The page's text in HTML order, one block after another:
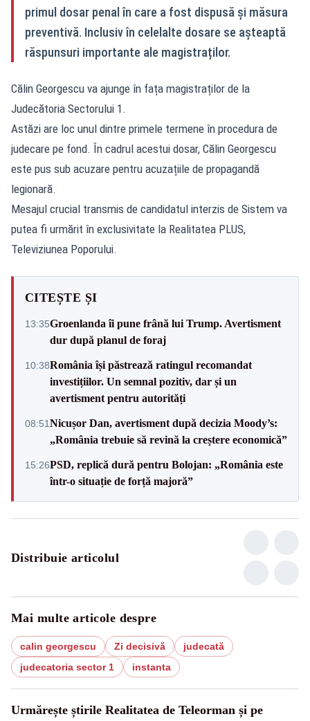
primul dosar penal în care a fost dispusă și măsura
preventivă. Inclusiv în celelalte dosare se așteaptă
răspunsuri importante ale magistraților.
Călin Georgescu va ajunge în fața magistraților de la
Judecătoria Sectorului 1.
Astăzi are loc unul dintre primele termene în procedura de
judecare pe fond. În cadrul acestui dosar, Călin Georgescu
este pus sub acuzare pentru acuzațiile de propagandă
legionară.
Mesajul crucial transmis de candidatul interzis de Sistem va
putea fi urmărit în exclusivitate la Realitatea PLUS,
Televiziunea Poporului.
CITEȘTE ȘI
13:35Groenlanda îi pune frână lui Trump. Avertisment
dur după planul de foraj
10:38România își păstrează ratingul recomandat
investițiilor. Un semnal pozitiv, dar și un
avertisment pentru autorități
08:51Nicușor Dan, avertisment după decizia Moody’s:
„România trebuie să revină la creștere economică”
15:26PSD, replică dură pentru Bolojan: „România este
într-o situație de forță majoră”
Distribuie articolul
Mai multe articole despre
calin georgescu Zi decisivă
judecată
judecatoria sector 1
instanta
Urmărește știrile Realitatea de Teleorman și pe